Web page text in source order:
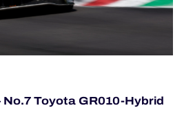
Toyota GR010-Hybrid